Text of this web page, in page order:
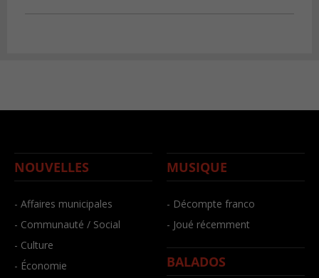
NOUVELLES
- Affaires municipales
- Communauté / Social
- Culture
- Économie
MUSIQUE
- Décompte franco
- Joué récemment
BALADOS